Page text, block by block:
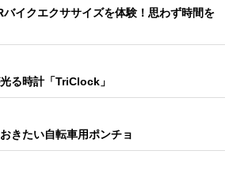
イクエクササイズを体験！思わず時間を
る時計「TriClock」
きたい自転車用ポンチョ